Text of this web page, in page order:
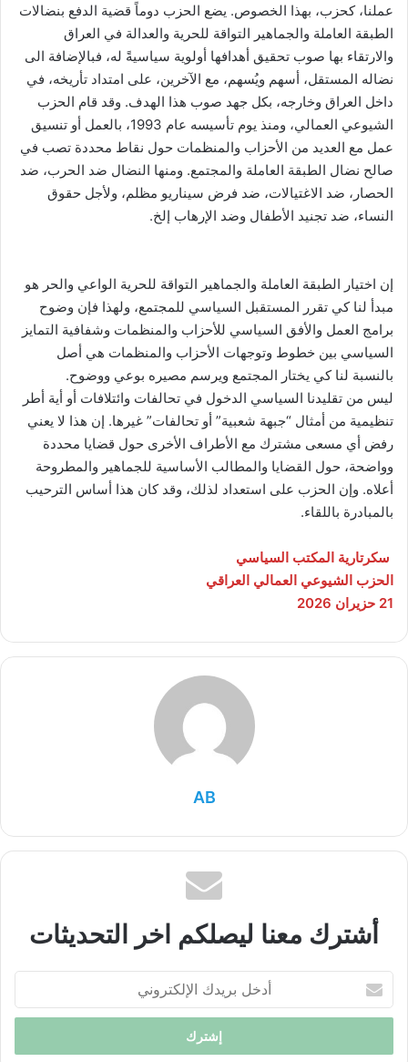
عملنا، كحزب، بهذا الخصوص. يضع الحزب دوماً قضية الدفع بنضالات
الطبقة العاملة والجماهير التواقة للحرية والعدالة في العراق
والارتقاء بها صوب تحقيق أهدافها أولوية سياسيةً له، فبالإضافة الى
نضاله المستقل، أسهم ويُسهم، مع الآخرين، على امتداد تأريخه، في
داخل العراق وخارجه، بكل جهد صوب هذا الهدف. وقد قام الحزب
الشيوعي العمالي، ومنذ يوم تأسيسه عام 1993، بالعمل أو تنسيق
عمل مع العديد من الأحزاب والمنظمات حول نقاط محددة تصب في
صالح نضال الطبقة العاملة والمجتمع. ومنها النضال ضد الحرب، ضد
الحصار، ضد الاغتيالات، ضد فرض سيناريو مظلم، ولأجل حقوق
النساء، ضد تجنيد الأطفال وضد الإرهاب إلخ.
إن اختيار الطبقة العاملة والجماهير التواقة للحرية الواعي والحر هو
مبدأ لنا كي تقرر المستقبل السياسي للمجتمع، ولهذا فإن وضوح
برامج العمل والأفق السياسي للأحزاب والمنظمات وشفافية التمايز
السياسي بين خطوط وتوجهات الأحزاب والمنظمات هي أصل
بالنسبة لنا كي يختار المجتمع ويرسم مصيره بوعي ووضوح.
ليس من تقليدنا السياسي الدخول في تحالفات وائتلافات أو أية أطر
تنظيمية من أمثال “جبهة شعبية” أو تحالفات” غيرها. إن هذا لا يعني
رفض أي مسعى مشترك مع الأطراف الأخرى حول قضايا محددة
وواضحة، حول القضايا والمطالب الأساسية للجماهير والمطروحة
أعلاه. وإن الحزب على استعداد لذلك، وقد كان هذا أساس الترحيب
بالمبادرة باللقاء.
سكرتارية المكتب السياسي
الحزب الشيوعي العمالي العراقي
21 حزيران 2026
AB
أشترك معنا ليصلكم اخر التحديثات
بريدك
الإلكتروني